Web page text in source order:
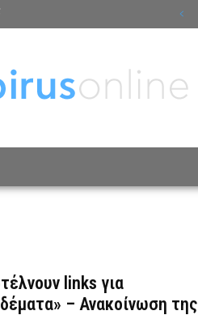
links για
– Ανακοίνωση της